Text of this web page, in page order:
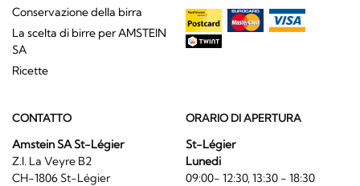
Conservazione della birra
La scelta di birre per AMSTEIN
SA
Ricette
CONTATTO
Amstein SA St-Légier
Z.I. La Veyre B2
CH-1806 St-Légier
ORARIO DI APERTURA
St-Légier
Lunedi
09:00- 12:30, 13:30 - 18:30